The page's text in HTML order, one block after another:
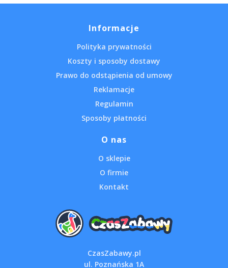
Informacje
Polityka prywatności
Koszty i sposoby dostawy
Prawo do odstąpienia od umowy
Reklamacje
Regulamin
Sposoby płatności
O nas
O sklepie
O firmie
Kontakt
CzasZabawy.pl
ul. Poznańska 1A